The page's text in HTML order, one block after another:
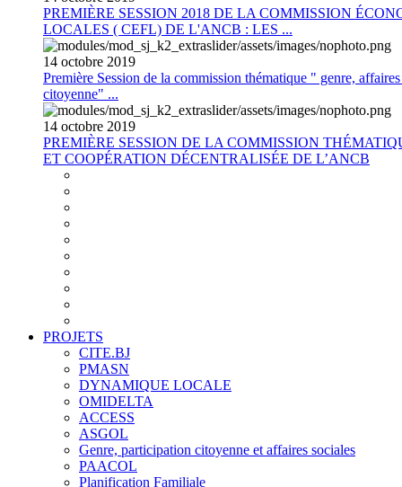
PREMIÈRE SESSION 2018 DE LA COMMISSION
LOCALES ( CEFL) DE L'ANCB : LES ...
14 octobre 2019
Première Session de la commission thématique " genre,
citoyenne" ...
14 octobre 2019
PREMIÈRE SESSION DE LA COMMISSION
ET COOPÉRATION DÉCENTRALISÉE DE L’ANCB
PROJETS
CITE.BJ
PMASN
DYNAMIQUE LOCALE
OMIDELTA
ACCESS
ASGOL
Genre, participation citoyenne et affaires sociales
PAACOL
Planification Familiale